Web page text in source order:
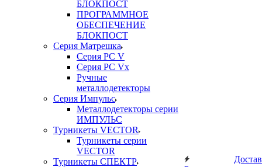
БЛОКПОСТ
ПРОГРАММНОЕ
ОБЕСПЕЧЕНИЕ
БЛОКПОСТ
Серия Матрешка
Серия PC V
Серия PC Vx
Ручные
металлодетекторы
Серия Импульс
Металлодетекторы серии
ИМПУЛЬС
Турникеты VECTOR
Турникеты серии
VECTOR
Турникеты СПЕКТР